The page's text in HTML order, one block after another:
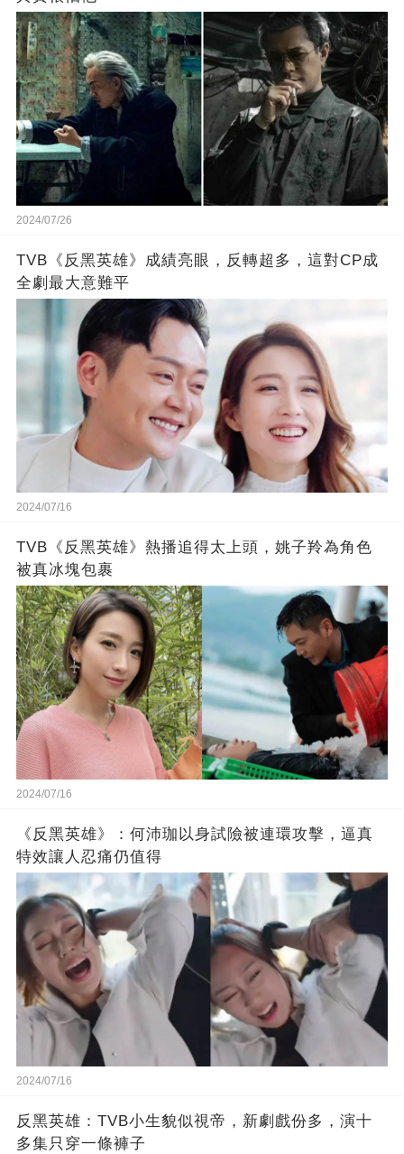
2024/07/26
TVB《反黑英雄》成績亮眼，反轉超多，這對CP成
全劇最大意難平
2024/07/16
TVB《反黑英雄》熱播追得太上頭，姚子羚為角色
被真冰塊包裹
2024/07/16
《反黑英雄》：何沛珈以身試險被連環攻擊，逼真
特效讓人忍痛仍值得
2024/07/16
反黑英雄：TVB小生貌似視帝，新劇戲份多，演十
多集只穿一條褲子